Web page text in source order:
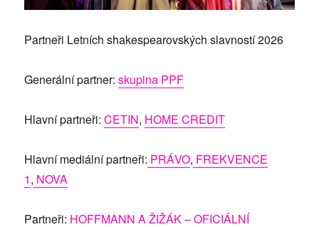
Partneři Letních shakespearovských slavností 2026
Generální partner:skupina PPF
Hlavní partneři:CETIN, HOME CREDIT
Hlavní mediální partneři: PRÁVO, FREKVENCE
1, NOVA
Partneři: HOFFMANN A ŽIŽÁK – OFICIÁLNÍ